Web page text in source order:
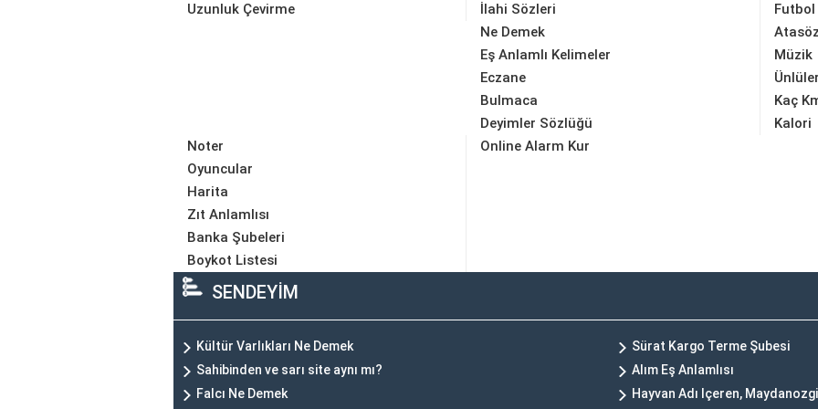
Uzunluk Çevirme
İlahi Sözleri
Ne Demek
Eş Anlamlı Kelimeler
Eczane
Bulmaca
Deyimler Sözlüğü
Futbol
Müzik
Kaç
Kalori
Noter
Oyuncular
Harita
Zıt Anlamlısı
Banka Şubeleri
Boykot Listesi
Online Alarm Kur
SENDEYİM
Kültür Varlıkları Ne Demek
Sürat Kargo Terme Şubesi
Sahibinden ve sarı site aynı mı?
Alım Eş Anlamlısı
Falcı Ne Demek
Hayvan Adı Içeren,